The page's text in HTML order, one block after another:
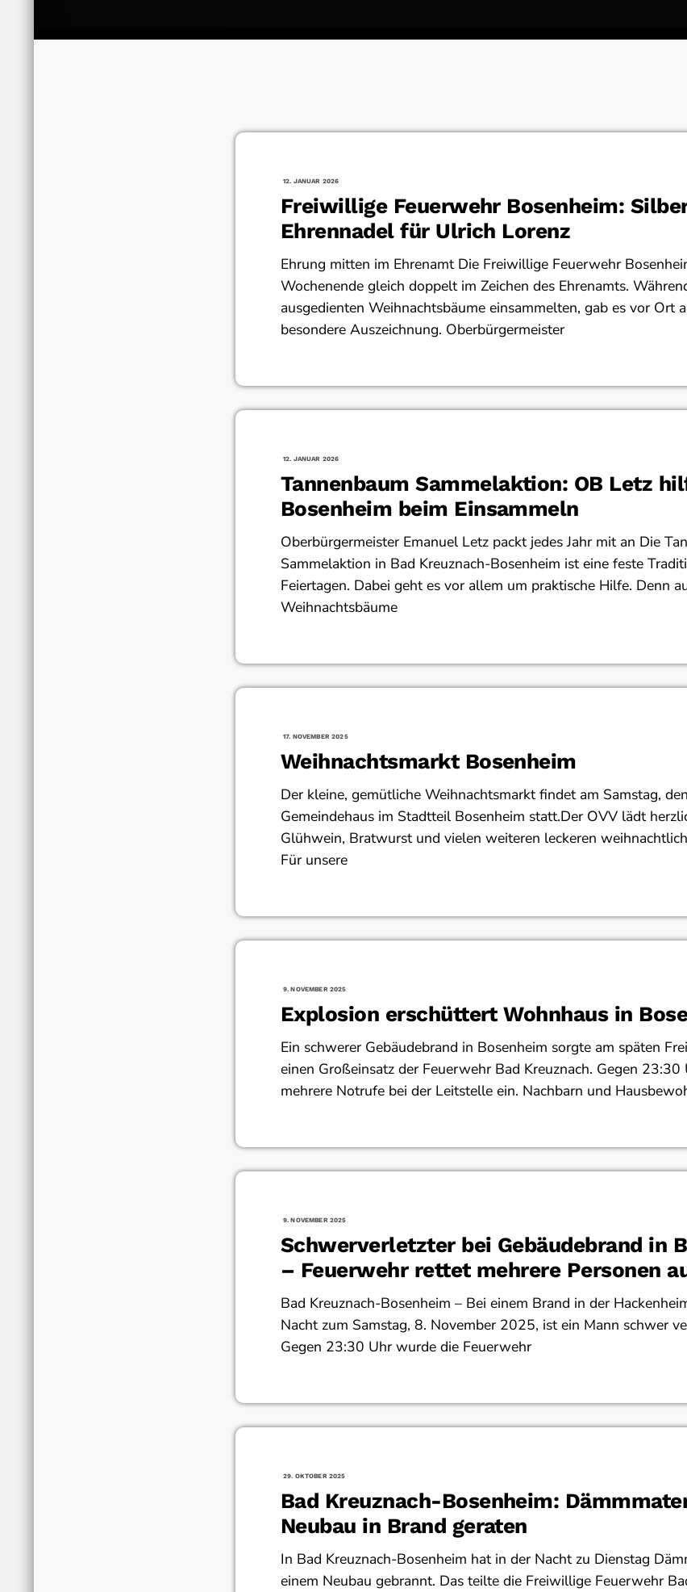
12. JANUAR 2026
Freiwillige Feuerwehr Bosenheim:
Ehrennadel für Ulrich Lorenz
Ehrung mitten im Ehrenamt Die Freiwillige Feuerwehr
Wochenende gleich doppelt im Zeichen des Ehrenamts.
ausgedienten Weihnachtsbäume einsammelten, gab es vor Ort
besondere Auszeichnung. Oberbürgermeister
12. JANUAR 2026
Tannenbaum Sammelaktion: OB Letz
Bosenheim beim Einsammeln
Oberbürgermeister Emanuel Letz packt jedes Jahr mit an Die
Sammelaktion in Bad Kreuznach-Bosenheim ist eine feste
Feiertagen. Dabei geht es vor allem um praktische Hilfe. Denn
Weihnachtsbäume
17. NOVEMBER 2025
Weihnachtsmarkt Bosenheim
Der kleine, gemütliche Weihnachtsmarkt findet am Samstag,
Gemeindehaus im Stadtteil Bosenheim statt.Der OVV lädt
Glühwein, Bratwurst und vielen weiteren leckeren
Für unsere
9. NOVEMBER 2025
Explosion erschüttert Wohnhaus in
Ein schwerer Gebäudebrand in Bosenheim sorgte am späten
einen Großeinsatz der Feuerwehr Bad Kreuznach. Gegen 23:30
mehrere Notrufe bei der Leitstelle ein. Nachbarn und
9. NOVEMBER 2025
Schwerverletzter bei Gebäudebrand in
– Feuerwehr rettet mehrere Personen
Mehrfamilienhaus
Bad Kreuznach-Bosenheim – Bei einem Brand in der
Nacht zum Samstag, 8. November 2025, ist ein Mann schwer
Gegen 23:30 Uhr wurde die Feuerwehr
29. OKTOBER 2025
Bad Kreuznach-Bosenheim:
Neubau in Brand geraten
In Bad Kreuznach-Bosenheim hat in der Nacht zu Dienstag
einem Neubau gebrannt. Das teilte die Freiwillige Feuerwehr